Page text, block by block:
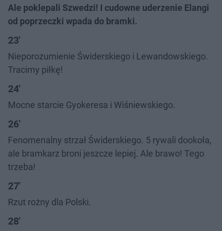
Ale poklepali Szwedzi! I cudowne uderzenie Elangi
od poprzeczki wpada do bramki.
23'
Nieporozumienie Świderskiego i Lewandowskiego.
Tracimy piłkę!
24'
Mocne starcie Gyokeresa i Wiśniewskiego.
26'
Fenomenalny strzał Świderskiego. 5 rywali dookoła,
ale bramkarz broni jeszcze lepiej. Ale brawo! Tego
trzeba!
27'
Rzut rożny dla Polski.
28'